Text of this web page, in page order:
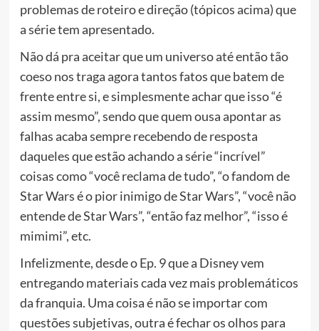
problemas de roteiro e direção (tópicos acima) que
a série tem apresentado.
Não dá pra aceitar que um universo até então tão
coeso nos traga agora tantos fatos que batem de
frente entre si, e simplesmente achar que isso “é
assim mesmo”, sendo que quem ousa apontar as
falhas acaba sempre recebendo de resposta
daqueles que estão achando a série “incrível”
coisas como “você reclama de tudo”, “o fandom de
Star Wars é o pior inimigo de Star Wars”, “você não
entende de Star Wars”, “então faz melhor”, “isso é
mimimi”, etc.
Infelizmente, desde o Ep. 9 que a Disney vem
entregando materiais cada vez mais problemáticos
da franquia. Uma coisa é não se importar com
questões subjetivas, outra é fechar os olhos para